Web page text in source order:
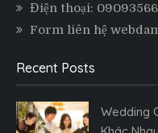
Điện thoại:
Form liên hệ
Recent Posts
Wedding